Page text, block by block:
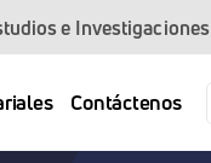
e Investigaciones
Contáctenos